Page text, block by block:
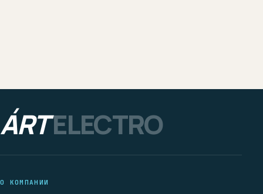
ÁRTELECTRO
О КОМПАНИИ